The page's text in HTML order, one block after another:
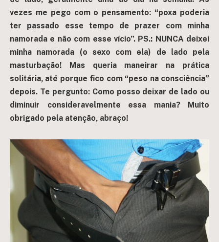
vezes me pego com o pensamento: “poxa poderia
ter passado esse tempo de prazer com minha
namorada e não com esse vício”. PS.: NUNCA deixei
minha namorada (o sexo com ela) de lado pela
masturbação! Mas queria maneirar na prática
solitária, até porque fico com “peso na consciência”
depois. Te pergunto: Como posso deixar de lado ou
diminuir consideravelmente essa mania? Muito
obrigado pela atenção, abraço!